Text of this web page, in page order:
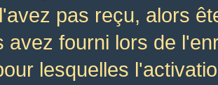
pas reçu, alors
avez fourni lors de
lesquelles